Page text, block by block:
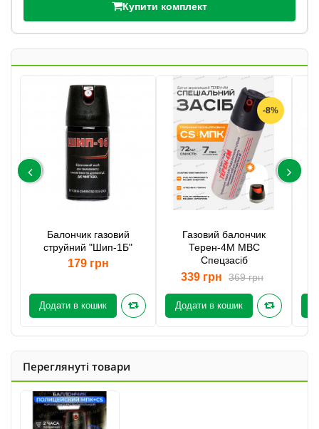
Купити комплект
Балончик газовий
струйний "Шип-1Б"
179 грн
Додати в кошик
-8%
Газовий балончик
Терен-4М МВС
Спецзасіб
339 грн 369 грн
Додати в кошик
Переглянуті товари